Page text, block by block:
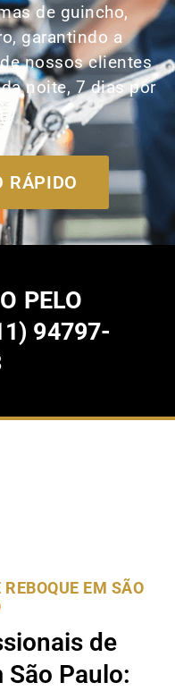
de guincho,
garantindo a
nossos clientes
noite, 7 dias por
RÁPIDO
PELO
94797-
EM SÃO
de
São Paulo: